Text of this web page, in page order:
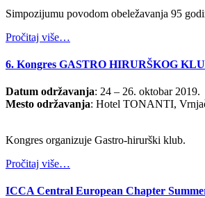
Simpozijumu povodom obeležavanja 95
Pročitaj više…
6. Kongres GASTRO HIRURŠKOG
Datum održavanja: 24 – 26. oktobar 2019.
Mesto održavanja: Hotel TONANTI,
Kongres organizuje Gastro-hirurški klub.
Pročitaj više…
ICCA Central European Chapter